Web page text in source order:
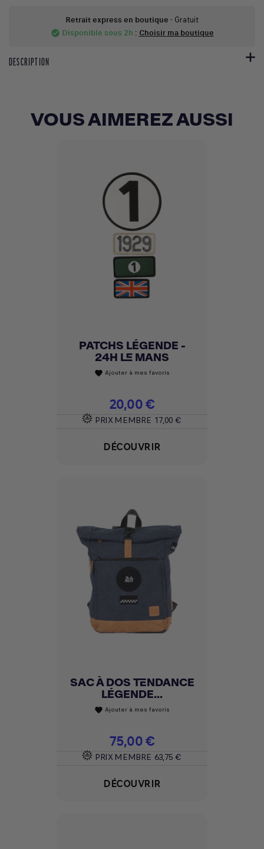
Retrait express en boutique - Gratuit
check_circle Disponible sous 2h : Choisir ma boutique
DESCRIPTION
VOUS AIMEREZ AUSSI
PATCHS LÉGENDE -
24H LE MANS
favorite Ajouter à mes favoris
Prix
20,00 €
PRIX MEMBRE 17,00 €
DÉCOUVRIR
SAC À DOS TENDANCE
LÉGENDE...
favorite Ajouter à mes favoris
Prix
75,00 €
PRIX MEMBRE 63,75 €
DÉCOUVRIR